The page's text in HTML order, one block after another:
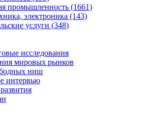
промышленность (1661)
электроника (143)
услуги (348)
исследования
мировых рынков
ниш
интервью